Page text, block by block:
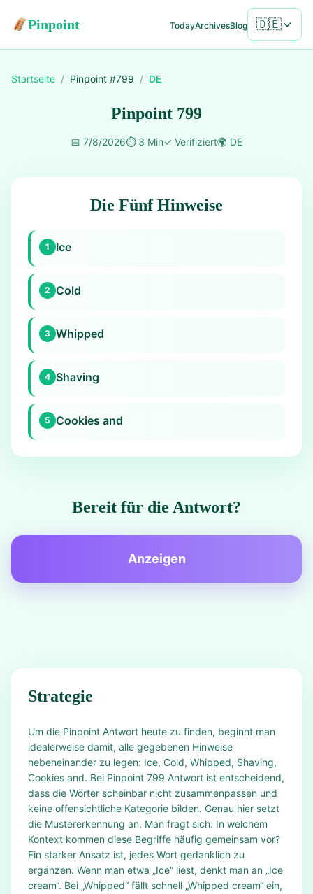
Pinpoint TodayArchivesBlog 🇩🇪
Startseite / Pinpoint #799 / DE
Pinpoint 799
📅 7/8/2026⏱️ 3 Min✓ Verifiziert🌍 DE
Die Fünf Hinweise
1 Ice
2 Cold
3 Whipped
4 Shaving
5 Cookies and
Bereit für die Antwort?
Anzeigen
Strategie
Um die Pinpoint Antwort heute zu finden, beginnt man
idealerweise damit, alle gegebenen Hinweise
nebeneinander zu legen: Ice, Cold, Whipped, Shaving,
Cookies and. Bei Pinpoint 799 Antwort ist entscheidend,
dass die Wörter scheinbar nicht zusammenpassen und
keine offensichtliche Kategorie bilden. Genau hier setzt
die Mustererkennung an. Man fragt sich: In welchem
Kontext kommen diese Begriffe häufig gemeinsam vor?
Ein starker Ansatz ist, jedes Wort gedanklich zu
ergänzen. Wenn man etwa „Ice“ liest, denkt man an „Ice
cream“. Bei „Whipped“ fällt schnell „Whipped cream“ ein,